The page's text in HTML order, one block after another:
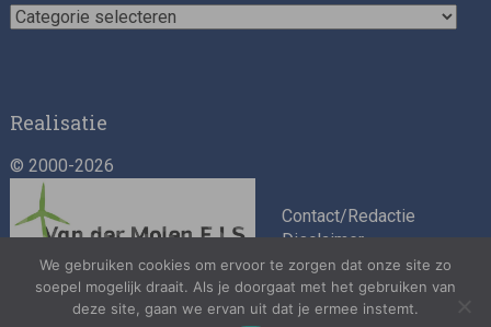
Asset Management Internship – Responsible
Nieuwscategorieën
Realisatie
© 2000-2026
Contact/Redactie
Disclaimer
Algemene
voorwaarden
Privacybeleid
We gebruiken cookies om ervoor te zorgen dat onze site zo
soepel mogelijk draait. Als je doorgaat met het gebruiken van
deze site, gaan we ervan uit dat je ermee instemt.